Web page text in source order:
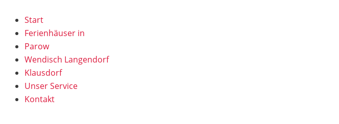
Inhalt
springen
Start
Ferienhäuser in
Parow
Wendisch Langendorf
Klausdorf
Unser Service
Kontakt